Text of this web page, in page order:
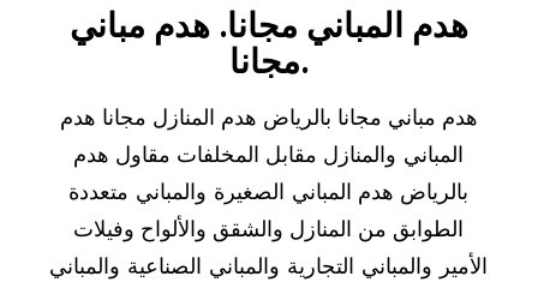
هدم المباني مجانا. هدم مباني
مجانا.
هدم مباني مجانا بالرياض هدم المنازل مجانا هدم
المباني والمنازل مقابل المخلفات مقاول هدم
بالرياض هدم المباني الصغيرة والمباني متعددة
الطوابق من المنازل والشقق والألواح وفيلات
الأمير والمباني التجارية والمباني الصناعية والمباني